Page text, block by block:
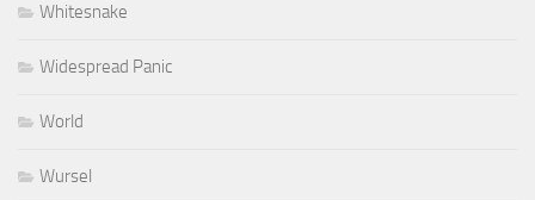
Whitesnake
Widespread Panic
World
Wursel